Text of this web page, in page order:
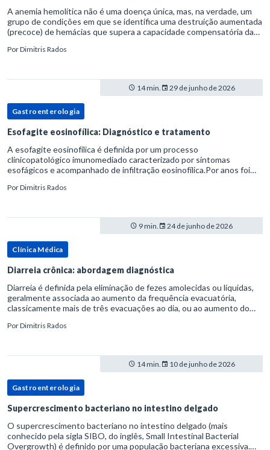
A anemia hemolítica não é uma doença única, mas, na verdade, um
grupo de condições em que se identifica uma destruição aumentada
(precoce) de hemácias que supera a capacidade compensatória da
PorDimitris Rados
14 min. 29 de junho de 2026
Gastroenterologia
Esofagite eosinofílica: Diagnóstico e tratamento
A esofagite eosinofílica é definida por um processo
clinicopatológico imunomediado caracterizado por sintomas
esofágicos e acompanhado de infiltração eosinofílica.Por anos foi
refluxo gastr
PorDimitris Rados
9 min. 24 de junho de 2026
Clínica Médica
Diarreia crônica: abordagem diagnóstica
Diarreia é definida pela eliminação de fezes amolecidas ou líquidas,
geralmente associada ao aumento da frequência evacuatória,
classicamente mais de três evacuações ao dia, ou ao aumento do
PorDimitris Rados
14 min. 10 de junho de 2026
Gastroenterologia
Supercrescimento bacteriano no intestino delgado
O supercrescimento bacteriano no intestino delgado (mais
conhecido pela sigla SIBO, do inglês, Small Intestinal Bacterial
Overgrowth) é definido por uma população bacteriana excessiva.